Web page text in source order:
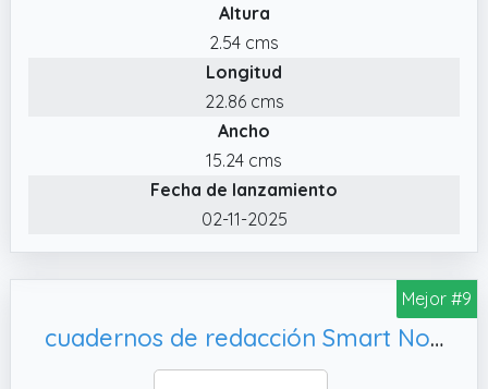
✔️ La libreta de direcciones está fabricada
con escritura suave de alta calidad y papel
blanco roto de 80 g/m² de grosor, total de
118 hojas/236 páginas, incluyendo 216
páginas/648 entradas para nombre,
dirección, cumpleaños, trabajo, hogar, fax,
sin fecha para recordar, 7 páginas a rayas
para tomar notas, 1 información personal.
página, 12 pestañas alfabéticas laminadas
de película duradera para voltear rápida y
fácilmente tus búsquedas y 1 hoja de película
de PVC para proteger todas las páginas
Altura
2.54 cms
Longitud
22.86 cms
Ancho
15.24 cms
Fecha de lanzamiento
02-11-2025
Mejor #9
cuadernos de redacción Smart Notebook Regrabable Hojas sueltas Escrito a mano Libreta electrónica Regalos Negocio corporativo Papel (Color : Blue, tamaño : 23.2 * 17cm)